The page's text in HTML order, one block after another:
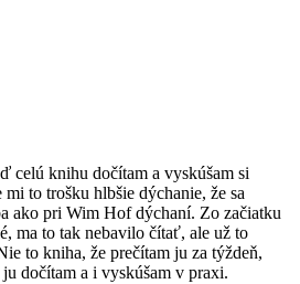
celú knihu dočítam a vyskúšam si
to trošku hlbšie dýchanie, že sa
ako pri Wim Hof dýchaní. Zo začiatku
ma to tak nebavilo čítať, ale už to
to kniha, že prečítam ju za týždeň,
dočítam a i vyskúšam v praxi.